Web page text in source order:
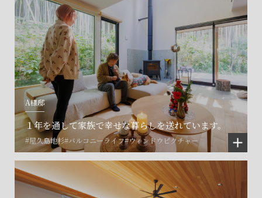
A様邸
１年を通して家族で幸せな暮らしを送れています。
#屋久島地杉#バルコニーライフ#ウィンドウピクチャー